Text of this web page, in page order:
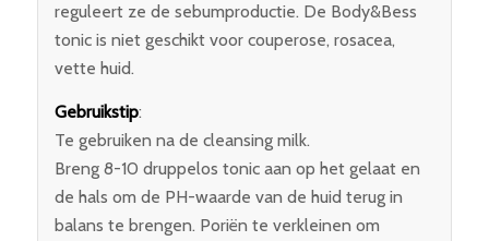
reguleert ze de sebumproductie. De Body&Bess
tonic is niet geschikt voor couperose, rosacea,
vette huid.
Gebruikstip:
Te gebruiken na de cleansing milk.
Breng 8-10 druppelos tonic aan op het gelaat en
de hals om de PH-waarde van de huid terug in
balans te brengen. Poriën te verkleinen om